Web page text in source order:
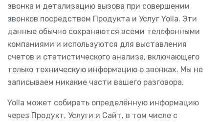
звонка и детализацию вызова при совершении
звонков посредством Продукта и Услуг Yolla. Эти
данные обычно сохраняются всеми телефонными
компаниями и используются для выставления
счетов и статистического анализа, включающего
только техническую информацию о звонках. Мы не
записываем никакие части вашего разговора.
Yolla может собирать определённую информацию
через Продукт, Услуги и Сайт, в том числе с